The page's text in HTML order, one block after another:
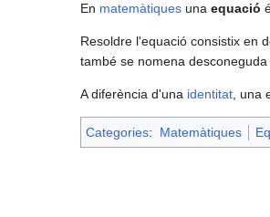
En matemàtiques una equació
Resoldre l'equació consistix en
també se nomena desconeguda
A diferència d'una identitat ,
Categories: Matemàtiques